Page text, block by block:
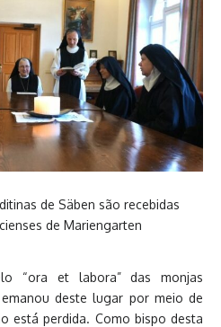
de Säben são recebidas
de Mariengarten
“ora et labora” das monjas
deste lugar por meio de
está perdida. Como bispo desta